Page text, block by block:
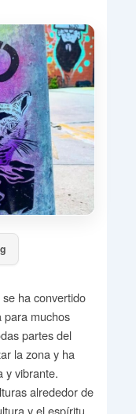
ha convertido
para muchos
partes del
la zona y ha
y vibrante.
alrededor de
y el espíritu